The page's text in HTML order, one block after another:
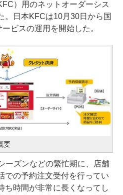
）用のネットオーダーシス
。日本KFCは10月30日から国
ビスの運用を開始した。
要
ズンなどの繁忙期に、店舗
での予約注文受付を行ってい
ち時間が非常に長くなってし